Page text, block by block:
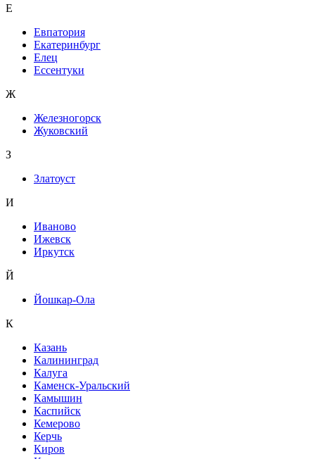
Е
Евпатория
Екатеринбург
Елец
Ессентуки
Ж
Железногорск
Жуковский
З
Златоуст
И
Иваново
Ижевск
Иркутск
Й
Йошкар-Ола
К
Казань
Калининград
Калуга
Каменск-Уральский
Камышин
Каспийск
Кемерово
Керчь
Киров